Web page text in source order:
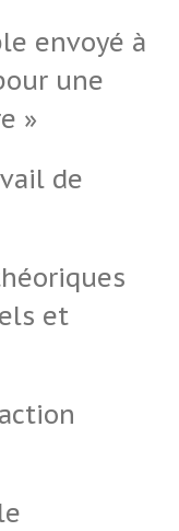
envoyé à
une
»
de
et